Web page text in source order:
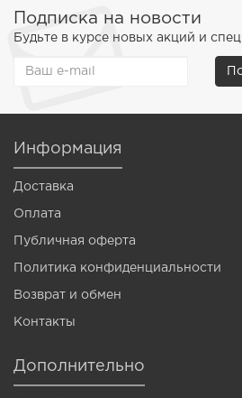
Подписка на новости
Будьте в курсе новых акций и
Информация
Доставка
Оплата
Публичная оферта
Политика конфиденциальности
Возврат и обмен
Контакты
Дополнительно